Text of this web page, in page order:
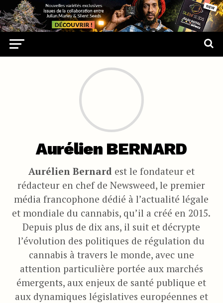
Aurélien BERNARD
Aurélien Bernard est le fondateur et
rédacteur en chef de Newsweed, le premier
média francophone dédié à l’actualité légale
et mondiale du cannabis, qu’il a créé en 2015.
Depuis plus de dix ans, il suit et décrypte
l’évolution des politiques de régulation du
cannabis à travers le monde, avec une
attention particulière portée aux marchés
émergents, aux enjeux de santé publique et
aux dynamiques législatives européennes et